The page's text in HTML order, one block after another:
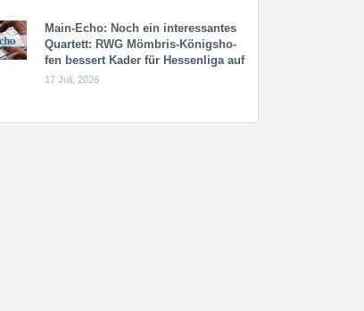
Main-Echo: Noch ein in­ter­es­san­tes
Quar­tett: RWG Möm­b­ris-Kö­n­igs­ho­
fen bessert Kader für Hessenliga auf
17 Juli, 2026